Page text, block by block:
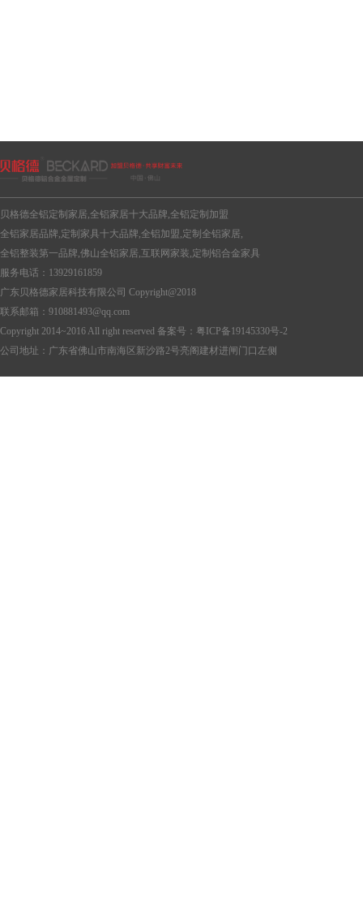
贝格德全铝定制家居,全铝家居十大品牌,全铝定制加盟
全铝家居品牌,定制家具十大品牌,全铝加盟,定制全铝家居,
全铝整装第一品牌,佛山全铝家居,互联网家装,定制铝合金家具
服务电话：13929161859
广东贝格德家居科技有限公司 Copyright@2018
联系邮箱：910881493@qq.com
Copyright 2014~2016 All right reserved 备案号： 粤ICP备19145330号-2
公司地址：广东省佛山市南海区新沙路2号亮阁建材进闸门口左侧